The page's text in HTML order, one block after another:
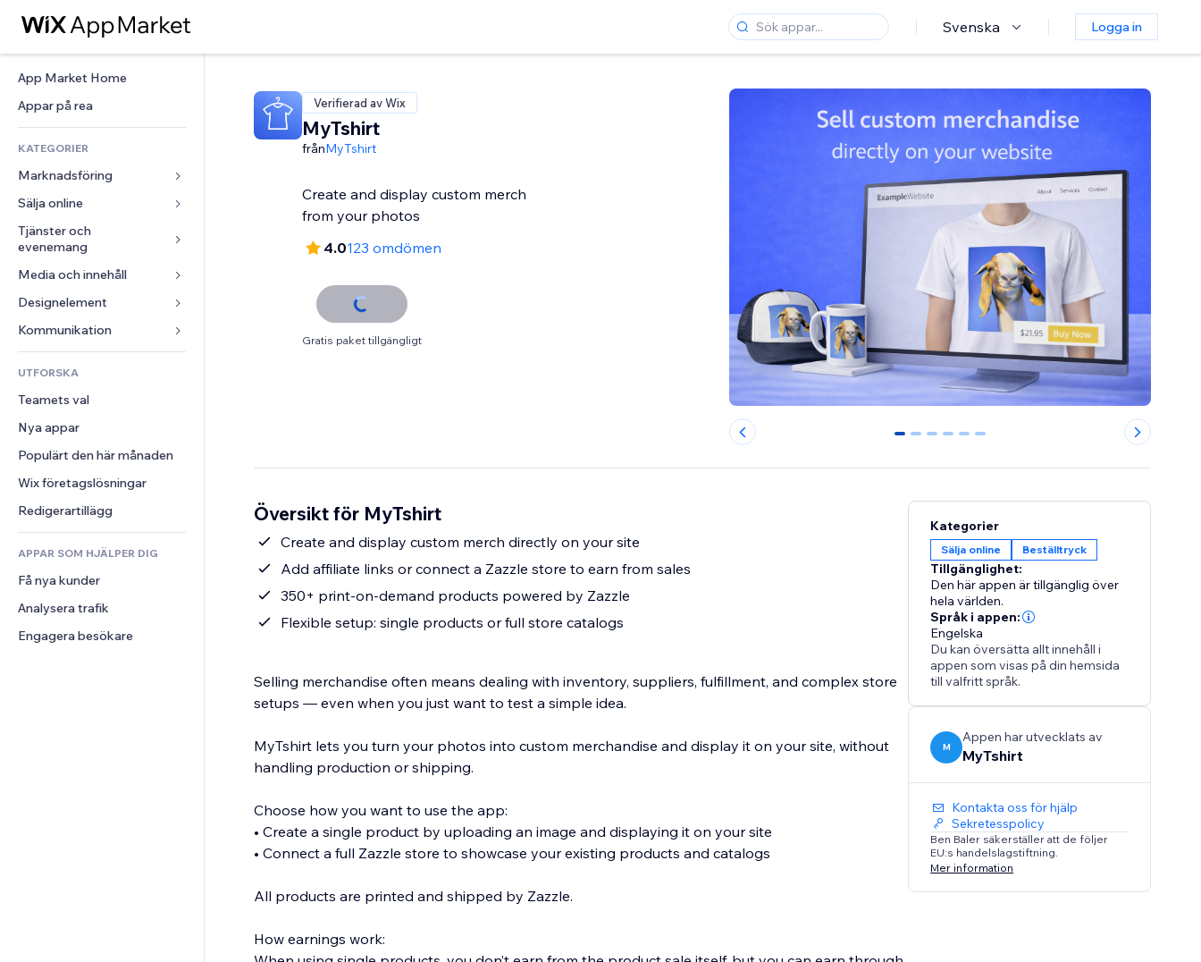
Svenska Logga in
App Market Home
Appar på rea
KATEGORIER
Marknadsföring
Annonser
Mobil
Statistik
Sociala medier
SEO
Interaktioner
Listningar
E-post
Konvertering
Sälja online
Appar för butiker
Frakt och leverans
Sälj-knappar
Onlinekurser
Beställtryck
Redovisning
Kuponger och lojalitet
Lagerlösningar
Dropshipping
Priser och abonnemang
Crowdfunding
Mat och dryck
Tjänster och
evenemang
Hotell
Evenemang
Restauranger
Fastigheter
Bokningar
Media och innehåll
Galleri
Musik
Podcasts
Fotografering
Video
PDF
Fildelning
Nyheter
Designelement
Kartor och navigering
Integritet och säkerhet
Klocka
Sidmallar
Bildeffekter
Knappar och menyer
Banners och märken
Kalkylatorer
Sök
Väder
Diagram och tabeller
Formulär
Undersökningar
Chatt
Kommentarer
Telefon
Community
Omdömen och recensioner
CRM
UTFORSKA
Teamets val
Nya appar
Populärt den här månaden
Wix företagslösningar
Redigerartillägg
APPAR SOM HJÄLPER DIG
Få nya kunder
Analysera trafik
Engagera besökare
Verifierad av Wix
MyTshirt
frånMyTshirt
Create and display custom merch
from your photos
4.0123 omdömen
Gratis paket tillgängligt
0 1 2 3 4 5
Översikt för MyTshirt
Create and display custom merch directly on your site
Add affiliate links or connect a Zazzle store to earn from sales
350+ print-on-demand products powered by Zazzle
Flexible setup: single products or full store catalogs
Selling merchandise often means dealing with inventory, suppliers, fulfillment, and complex store
setups — even when you just want to test a simple idea.
MyTshirt lets you turn your photos into custom merchandise and display it on your site, without
handling production or shipping.
Choose how you want to use the app:
• Create a single product by uploading an image and displaying it on your site
• Connect a full Zazzle store to showcase your existing products and catalogs
All products are printed and shipped by Zazzle.
How earnings work:
Kategorier
Sälja online Beställtryck
Tillgänglighet:
Den här appen är tillgänglig över
hela världen.
Språk i appen:
Engelska
Du kan översätta allt innehåll i
appen som visas på din hemsida
till valfritt språk.
M
Appen har utvecklats av
MyTshirt
Kontakta oss för hjälp
Sekretesspolicy
Ben Baler säkerställer att de följer
EU:s handelslagstiftning.
Mer information